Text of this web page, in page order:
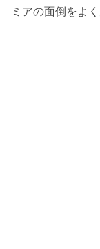
ミアの面倒をよ